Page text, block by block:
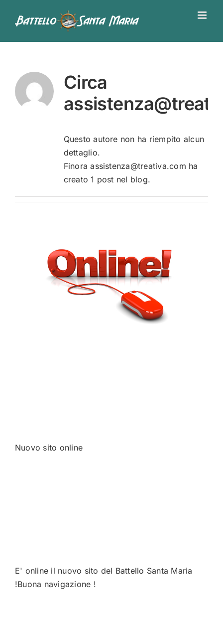
Circa
Questo autore non ha riempito alcun
dettaglio.
Finoraassistenza@treativa.com ha
creato 1 post nel blog.
Nuovo sito online
E' online il nuovo sito del Battello Santa Maria
!Buona navigazione !